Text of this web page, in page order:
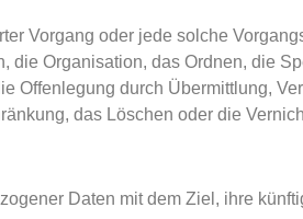
Vorgang oder jede solche
die Organisation, das Ordnen, die
Offenlegung durch Übermittlung,
das Löschen oder die
Daten mit dem Ziel, ihre